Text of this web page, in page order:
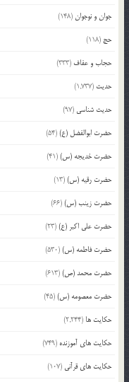
جوان و نوجوان(148)
حج (118)
حجاب و عفاف (333)
حدیث (1,737)
حدیث شناسی (97)
حضرت ابوالفضل (ع)(54)
حضرت خدیجه (س)(41)
حضرت رقیه (س)(13)
حضرت زینب (س)(66)
حضرت علی اکبر (ع)(23)
حضرت فاطمه (س)(530)
حضرت محمد (ص)(613)
حضرت معصومه (س)(45)
حکایت ها (2,244)
حکایت های آموزنده (749)
حکایت های قرآنی (107)